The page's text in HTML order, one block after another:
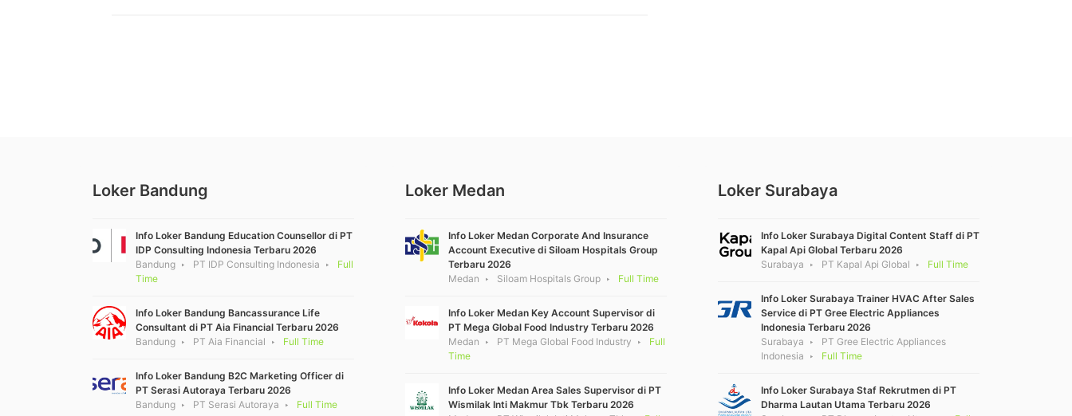
Loker Bandung
Info Loker Bandung Education Counsellor di PT
IDP Consulting Indonesia Terbaru 2026
Bandung
PT IDP Consulting Indonesia
Full
Time
Info Loker Bandung Bancassurance Life
Consultant di PT Aia Financial Terbaru 2026
Bandung
PT Aia Financial Full Time
Info Loker Bandung B2C Marketing Officer di
PT Serasi Autoraya Terbaru 2026
Bandung
PT Serasi Autoraya Full Time
Loker Medan
Info Loker Medan Corporate And Insurance
Account Executive di Siloam Hospitals Group
Terbaru 2026
Medan
Siloam Hospitals Group Full Time
Info Loker Medan Key Account Supervisor di
PT Mega Global Food Industry Terbaru 2026
Medan
PT Mega Global Food Industry
Full
Time
Info Loker Medan Area Sales Supervisor di PT
Wismilak Inti Makmur Tbk Terbaru 2026
Loker Surabaya
Info Loker Surabaya Digital Content Staff di PT
Kapal Api Global Terbaru 2026
Surabaya
PT Kapal Api Global Full Time
Info Loker Surabaya Trainer HVAC After Sales
Service di PT Gree Electric Appliances
Indonesia Terbaru 2026
Surabaya
PT Gree Electric Appliances
Indonesia
Full Time
Info Loker Surabaya Staf Rekrutmen di PT
Dharma Lautan Utama Terbaru 2026